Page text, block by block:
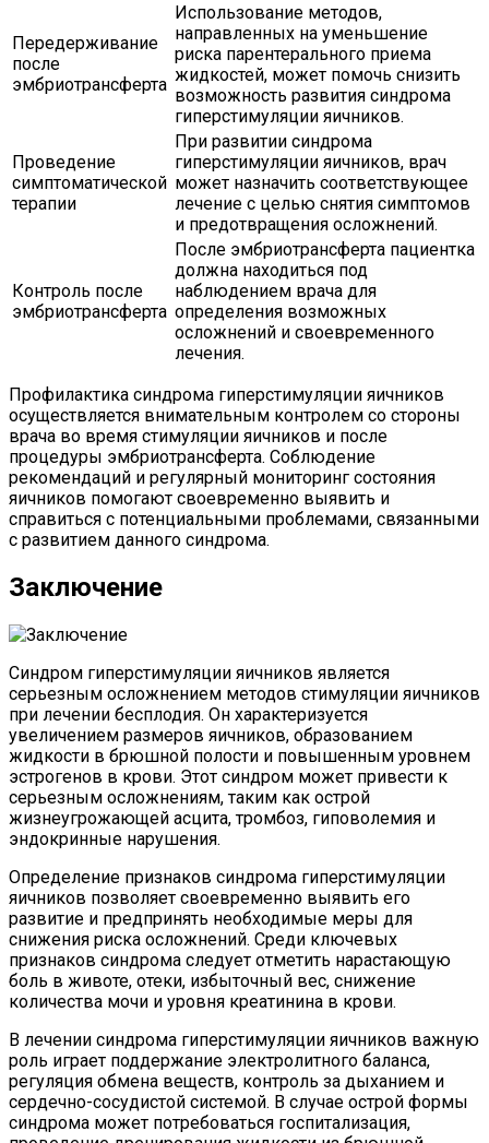
Передерживание
после
эмбриотрансферта
Использование методов,
направленных на уменьшение
риска парентерального приема
жидкостей, может помочь снизить
возможность развития синдрома
гиперстимуляции яичников.
Проведение
симптоматической
терапии
При развитии синдрома
гиперстимуляции яичников, врач
может назначить соответствующее
лечение с целью снятия симптомов
и предотвращения осложнений.
Контроль после
эмбриотрансферта
После эмбриотрансферта пациентка
должна находиться под
наблюдением врача для
определения возможных
осложнений и своевременного
лечения.
Профилактика синдрома гиперстимуляции яичников
осуществляется внимательным контролем со стороны
врача во время стимуляции яичников и после
процедуры эмбриотрансферта. Соблюдение
рекомендаций и регулярный мониторинг состояния
яичников помогают своевременно выявить и
справиться с потенциальными проблемами, связанными
с развитием данного синдрома.
Заключение
Синдром гиперстимуляции яичников является
серьезным осложнением методов стимуляции яичников
при лечении бесплодия. Он характеризуется
увеличением размеров яичников, образованием
жидкости в брюшной полости и повышенным уровнем
эстрогенов в крови. Этот синдром может привести к
серьезным осложнениям, таким как острой
жизнеугрожающей асцита, тромбоз, гиповолемия и
эндокринные нарушения.
Определение признаков синдрома гиперстимуляции
яичников позволяет своевременно выявить его
развитие и предпринять необходимые меры для
снижения риска осложнений. Среди ключевых
признаков синдрома следует отметить нарастающую
боль в животе, отеки, избыточный вес, снижение
количества мочи и уровня креатинина в крови.
В лечении синдрома гиперстимуляции яичников важную
роль играет поддержание электролитного баланса,
регуляция обмена веществ, контроль за дыханием и
сердечно-сосудистой системой. В случае острой формы
синдрома может потребоваться госпитализация,